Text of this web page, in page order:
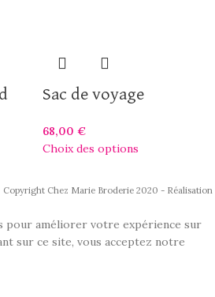
Sac de voyage
68,00 €
Choix des options
Copyright Chez Marie Broderie 2020 - Réalisation
pour améliorer votre expérience sur
sur ce site, vous acceptez notre